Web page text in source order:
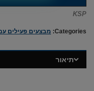
KSP
Categories: מבצעים פעילים
תיאור